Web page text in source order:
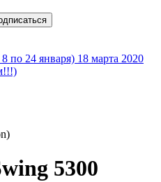
по 24 января) 18 марта 2020
5300